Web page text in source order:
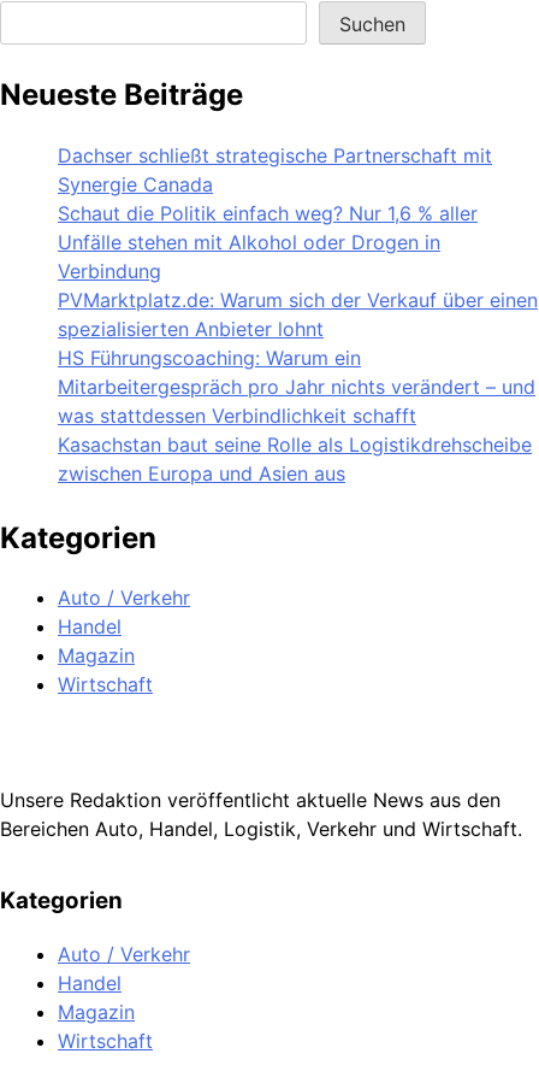
Suchen
Neueste Beiträge
Dachser schließt strategische Partnerschaft mit
Synergie Canada
Schaut die Politik einfach weg? Nur 1,6 % aller
Unfälle stehen mit Alkohol oder Drogen in
Verbindung
PVMarktplatz.de: Warum sich der Verkauf über einen
spezialisierten Anbieter lohnt
HS Führungscoaching: Warum ein
Mitarbeitergespräch pro Jahr nichts verändert – und
was stattdessen Verbindlichkeit schafft
Kasachstan baut seine Rolle als Logistikdrehscheibe
zwischen Europa und Asien aus
Kategorien
Auto / Verkehr
Handel
Magazin
Wirtschaft
Unsere Redaktion veröffentlicht aktuelle News aus den
Bereichen Auto, Handel, Logistik, Verkehr und Wirtschaft.
Kategorien
Auto / Verkehr
Handel
Magazin
Wirtschaft